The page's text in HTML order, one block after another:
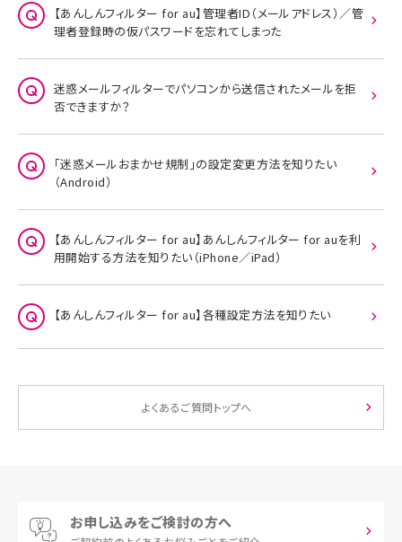
【あんしんフィルター for au】管理者ID（メールアドレス）／管
理者登録時の仮パスワードを忘れてしまった
迷惑メールフィルターでパソコンから送信されたメールを拒
否できますか？
「迷惑メールおまかせ規制」の設定変更方法を知りたい
（Android）
【あんしんフィルター for au】あんしんフィルター for auを利
用開始する方法を知りたい（iPhone／iPad）
【あんしんフィルター for au】各種設定方法を知りたい
よくあるご質問トップへ
お申し込みをご検討の方へ